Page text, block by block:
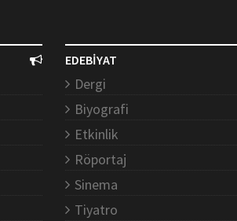
EDEBİYAT
Dergi
Biyografi
Etkinlik
Röportaj
Sinema
Tiyatro